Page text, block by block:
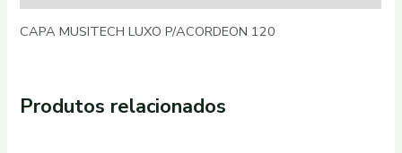
CAPA MUSITECH LUXO P/ACORDEON 120
Produtos relacionados